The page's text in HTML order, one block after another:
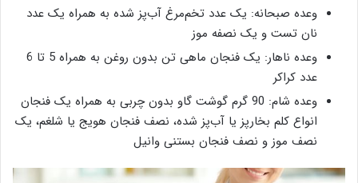
وعده صبحانه: یک عدد تخم‌مرغ آب‌پز شده به همراه یک عدد
نان تست و یک نصفه موز
وعده ناهار: یک فنجان ماهی تن بدون روغن به همراه 5 تا 6
عدد کراکر
وعده شام: 90 گرم گوشت گاو بدون چربی به همراه یک فنجان
انواع کلم بخارپز یا آب‌پز شده، نصف فنجان هویج یا شلغم، یک
نصف موز و نصف فنجان بستنی وانیل